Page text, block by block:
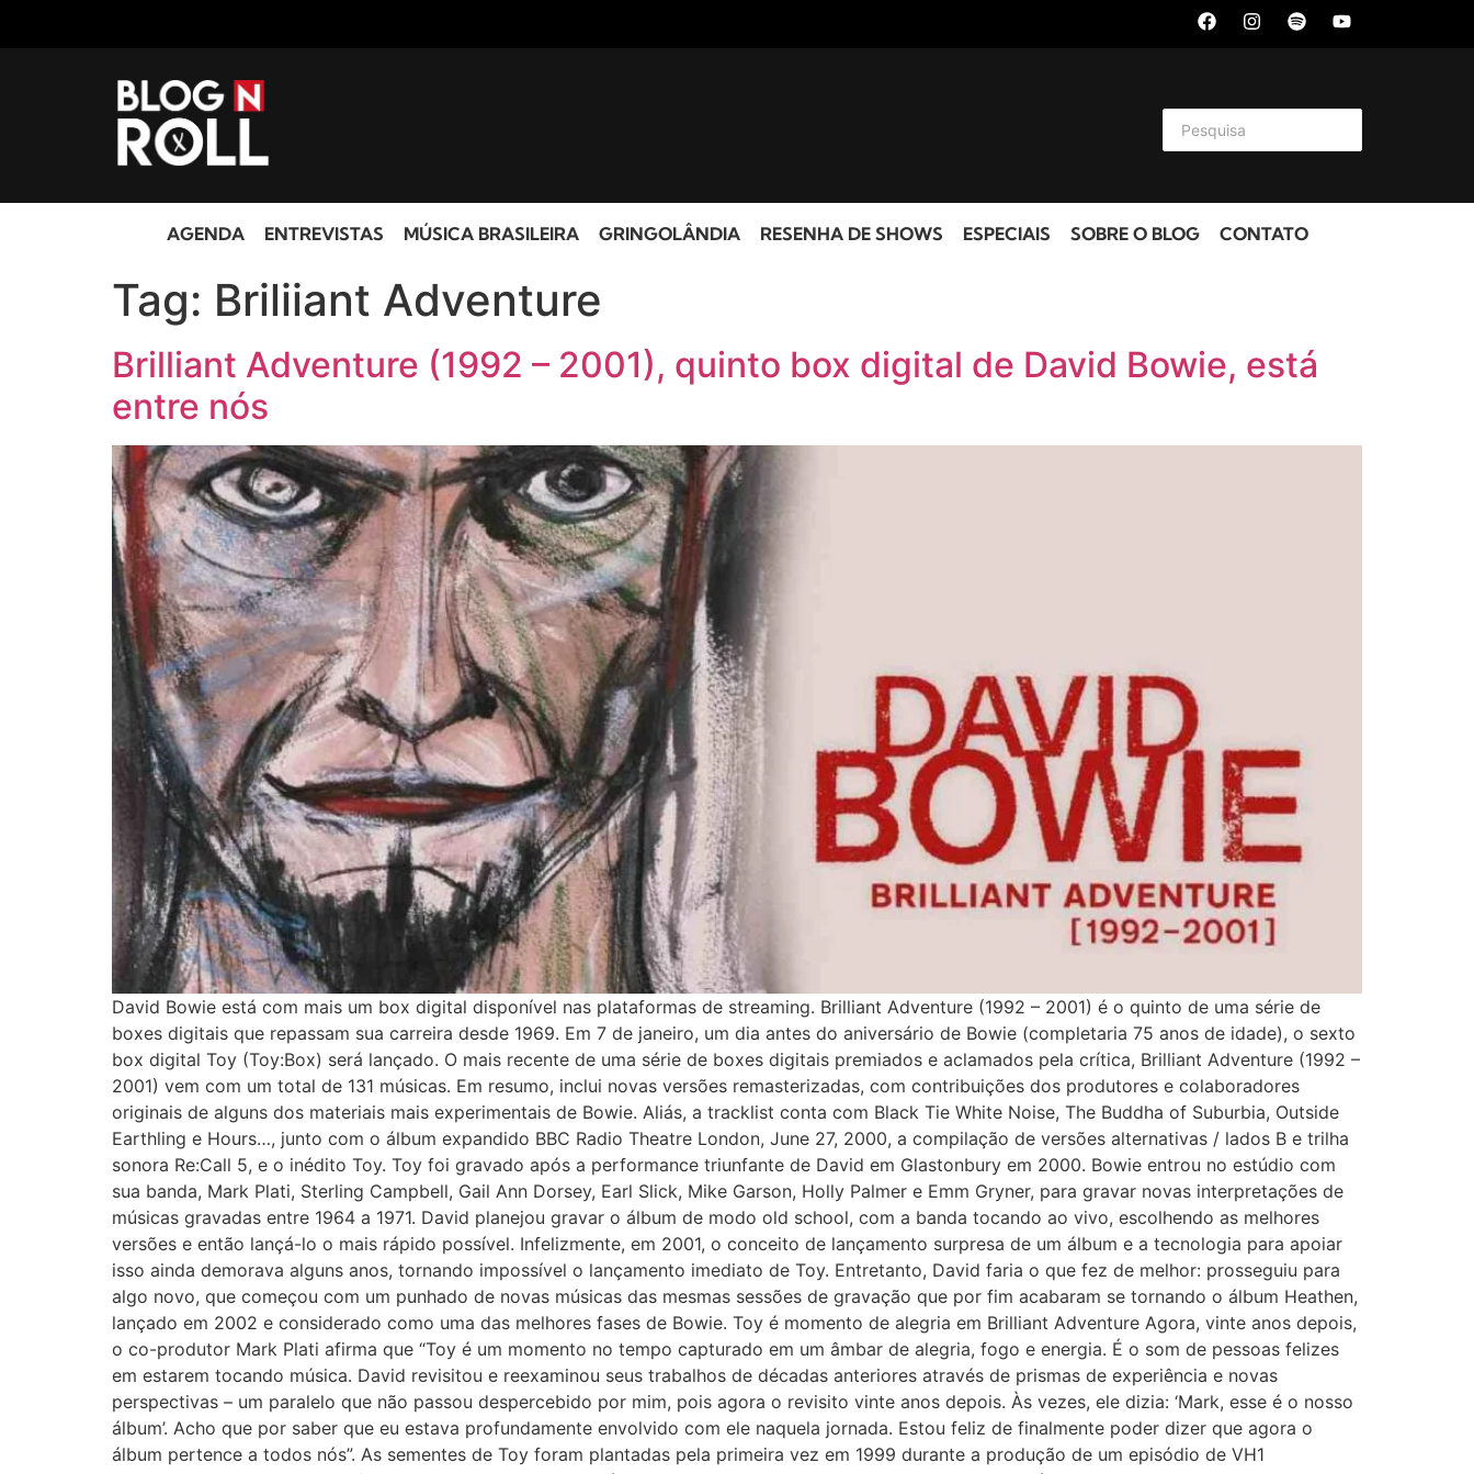
AGENDA ENTREVISTAS MÚSICA BRASILEIRA GRINGOLÂNDIA RESENHA DE SHOWS ESPECIAIS SOBRE O BLOG CONTATO
Tag: Briliiant Adventure
Brilliant Adventure (1992 – 2001), quinto box digital de David Bowie, está
entre nós
David Bowie está com mais um box digital disponível nas plataformas de streaming. Brilliant Adventure (1992 – 2001) é o quinto de uma série de
boxes digitais que repassam sua carreira desde 1969. Em 7 de janeiro, um dia antes do aniversário de Bowie (completaria 75 anos de idade), o sexto
box digital Toy (Toy:Box) será lançado. O mais recente de uma série de boxes digitais premiados e aclamados pela crítica, Brilliant Adventure (1992 –
2001) vem com um total de 131 músicas. Em resumo, inclui novas versões remasterizadas, com contribuições dos produtores e colaboradores
originais de alguns dos materiais mais experimentais de Bowie. Aliás, a tracklist conta com Black Tie White Noise, The Buddha of Suburbia, Outside
Earthling e Hours…, junto com o álbum expandido BBC Radio Theatre London, June 27, 2000, a compilação de versões alternativas / lados B e trilha
sonora Re:Call 5, e o inédito Toy. Toy foi gravado após a performance triunfante de David em Glastonbury em 2000. Bowie entrou no estúdio com
sua banda, Mark Plati, Sterling Campbell, Gail Ann Dorsey, Earl Slick, Mike Garson, Holly Palmer e Emm Gryner, para gravar novas interpretações de
músicas gravadas entre 1964 a 1971. David planejou gravar o álbum de modo old school, com a banda tocando ao vivo, escolhendo as melhores
versões e então lançá-lo o mais rápido possível. Infelizmente, em 2001, o conceito de lançamento surpresa de um álbum e a tecnologia para apoiar
isso ainda demorava alguns anos, tornando impossível o lançamento imediato de Toy. Entretanto, David faria o que fez de melhor: prosseguiu para
algo novo, que começou com um punhado de novas músicas das mesmas sessões de gravação que por fim acabaram se tornando o álbum Heathen,
lançado em 2002 e considerado como uma das melhores fases de Bowie. Toy é momento de alegria em Brilliant Adventure Agora, vinte anos depois,
o co-produtor Mark Plati afirma que “Toy é um momento no tempo capturado em um âmbar de alegria, fogo e energia. É o som de pessoas felizes
em estarem tocando música. David revisitou e reexaminou seus trabalhos de décadas anteriores através de prismas de experiência e novas
perspectivas – um paralelo que não passou despercebido por mim, pois agora o revisito vinte anos depois. Às vezes, ele dizia: ‘Mark, esse é o nosso
álbum’. Acho que por saber que eu estava profundamente envolvido com ele naquela jornada. Estou feliz de finalmente poder dizer que agora o
álbum pertence a todos nós”. As sementes de Toy foram plantadas pela primeira vez em 1999 durante a produção de um episódio de VH1